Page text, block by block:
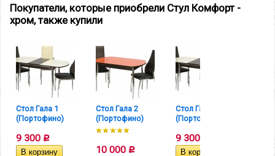
Покупатели, которые приобрели Стул Комфорт -
хром, также купили
Стол Гала 1
(Портофино)
9 300 Р
Стол Гала 2
(Портофино)
10 000 Р
Стол Гала 1
(Портофино)
9 300